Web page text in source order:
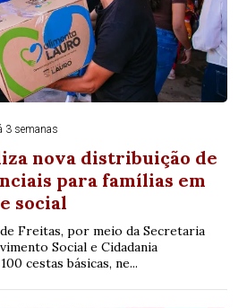
3 semanas
nova distribuição de
para famílias em
social
Freitas, por meio da Secretaria
Social e Cidadania
cestas básicas, ne...